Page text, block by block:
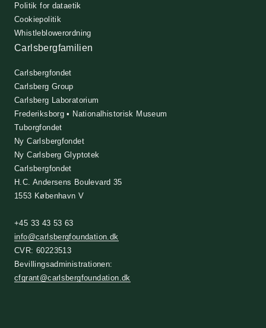
Politik for dataetik
Cookiepolitik
Whistleblowerordning
Carlsbergfamilien
Carlsbergfondet
Carlsberg Group
Carlsberg Laboratorium
Frederiksborg • Nationalhistorisk Museum
Tuborgfondet
Ny Carlsbergfondet
Ny Carlsberg Glyptotek
Carlsbergfondet
H.C. Andersens Boulevard 35
1553 København V
+45 33 43 53 63
info@carlsbergfoundation.dk
CVR: 60223513
Bevillingsadministrationen:
cfgrant@carlsbergfoundation.dk